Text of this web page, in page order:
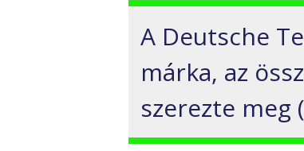
A Deutsche
márka, az
szerezte meg